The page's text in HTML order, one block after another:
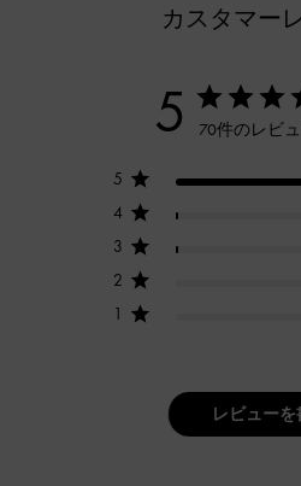
カスタマー
5 70件のレビ
5
4
3
2
1
レビューを